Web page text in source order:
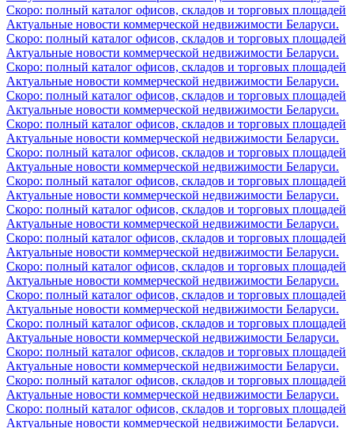
Скоро: полный каталог офисов, складов и торговых площадей
Актуальные новости коммерческой недвижимости Беларуси.
Скоро: полный каталог офисов, складов и торговых площадей
Актуальные новости коммерческой недвижимости Беларуси.
Скоро: полный каталог офисов, складов и торговых площадей
Актуальные новости коммерческой недвижимости Беларуси.
Скоро: полный каталог офисов, складов и торговых площадей
Актуальные новости коммерческой недвижимости Беларуси.
Скоро: полный каталог офисов, складов и торговых площадей
Актуальные новости коммерческой недвижимости Беларуси.
Скоро: полный каталог офисов, складов и торговых площадей
Актуальные новости коммерческой недвижимости Беларуси.
Скоро: полный каталог офисов, складов и торговых площадей
Актуальные новости коммерческой недвижимости Беларуси.
Скоро: полный каталог офисов, складов и торговых площадей
Актуальные новости коммерческой недвижимости Беларуси.
Скоро: полный каталог офисов, складов и торговых площадей
Актуальные новости коммерческой недвижимости Беларуси.
Скоро: полный каталог офисов, складов и торговых площадей
Актуальные новости коммерческой недвижимости Беларуси.
Скоро: полный каталог офисов, складов и торговых площадей
Актуальные новости коммерческой недвижимости Беларуси.
Скоро: полный каталог офисов, складов и торговых площадей
Актуальные новости коммерческой недвижимости Беларуси.
Скоро: полный каталог офисов, складов и торговых площадей
Актуальные новости коммерческой недвижимости Беларуси.
Скоро: полный каталог офисов, складов и торговых площадей
Актуальные новости коммерческой недвижимости Беларуси.
Скоро: полный каталог офисов, складов и торговых площадей
Актуальные новости коммерческой недвижимости Беларуси.